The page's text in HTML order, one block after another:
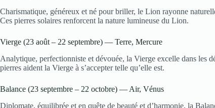
Charismatique, généreux et né pour briller, le Lion rayonne
Ces pierres solaires renforcent la nature lumineuse du Lion.
Vierge (23 août – 22 septembre) — Terre, Mercure
Analytique, perfectionniste et dévouée, la Vierge excelle dans les
pierres aident la Vierge à s’accepter telle qu’elle est.
Balance (23 septembre – 22 octobre) — Air, Vénus
Diplomate, équilibrée et en quête de beauté et d’harmonie, la